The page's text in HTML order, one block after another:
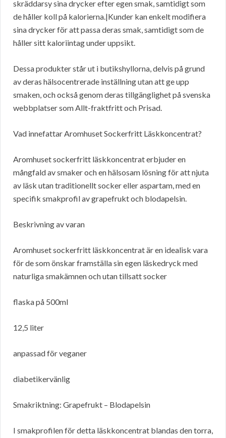
skräddarsy sina drycker efter egen smak, samtidigt som
de håller koll på kalorierna.|Kunder kan enkelt modifiera
sina drycker för att passa deras smak, samtidigt som de
håller sitt kaloriintag under uppsikt.
Dessa produkter står ut i butikshyllorna, delvis på grund
av deras hälsocentrerade inställning utan att ge upp
smaken, och också genom deras tillgänglighet på svenska
webbplatser som Allt-fraktfritt och Prisad.
Vad innefattar Aromhuset Sockerfritt Läskkoncentrat?
Aromhuset sockerfritt läskkoncentrat erbjuder en
mångfald av smaker och en hälsosam lösning för att njuta
av läsk utan traditionellt socker eller aspartam, med en
specifik smakprofil av grapefrukt och blodapelsin.
Beskrivning av varan
Aromhuset sockerfritt läskkoncentrat är en idealisk vara
för de som önskar framställa sin egen läskedryck med
naturliga smakämnen och utan tillsatt socker
flaska på 500ml
12,5 liter
anpassad för veganer
diabetikervänlig
Smakriktning: Grapefrukt – Blodapelsin
I smakprofilen för detta läskkoncentrat blandas den torra,